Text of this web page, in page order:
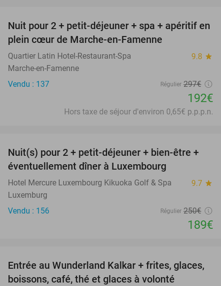
35%
Nuit pour 2 + petit-déjeuner + spa + apéritif en
plein cœur de Marche-en-Famenne
Quartier Latin Hotel-Restaurant-Spa 9.8 star
Marche-en-Famenne
Vendu : 137
Régulier 297€
192€
Hors taxe de séjour d'environ 0,65€ p.p.p.n.
24%
Nuit(s) pour 2 + petit-déjeuner + bien-être +
éventuellement dîner à Luxembourg
Hotel Mercure Luxembourg Kikuoka Golf & Spa 9.7 star
Luxemburg
Vendu : 156
Régulier 250€
189€
32%
Entrée au Wunderland Kalkar + frites, glaces,
boissons, café, thé et glaces à volonté